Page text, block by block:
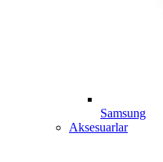
Samsung
Aksesuarlar